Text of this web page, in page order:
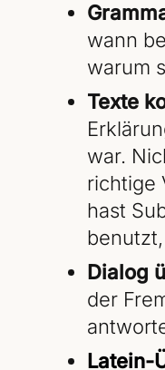
wann
warum
Texte
war.
richtige
hast
Dialog
der
Latein-